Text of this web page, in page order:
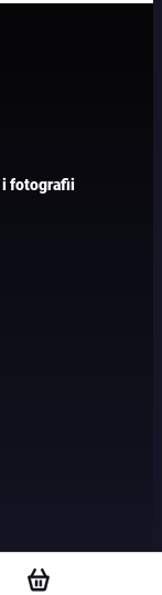
i fotografii